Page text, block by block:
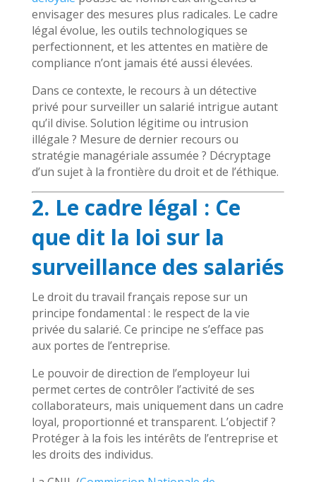
envisager des mesures plus radicales. Le cadre
légal évolue, les outils technologiques se
perfectionnent, et les attentes en matière de
compliance n’ont jamais été aussi élevées.
Dans ce contexte, le recours à un détective
privé pour surveiller un salarié intrigue autant
qu’il divise. Solution légitime ou intrusion
illégale ? Mesure de dernier recours ou
stratégie managériale assumée ? Décryptage
d’un sujet à la frontière du droit et de l’éthique.
2. Le cadre légal : Ce
que dit la loi sur la
surveillance des salariés
Le droit du travail français repose sur un
principe fondamental : le respect de la vie
privée du salarié. Ce principe ne s’efface pas
aux portes de l’entreprise.
Le pouvoir de direction de l’employeur lui
permet certes de contrôler l’activité de ses
collaborateurs, mais uniquement dans un cadre
loyal, proportionné et transparent. L’objectif ?
Protéger à la fois les intérêts de l’entreprise et
les droits des individus.